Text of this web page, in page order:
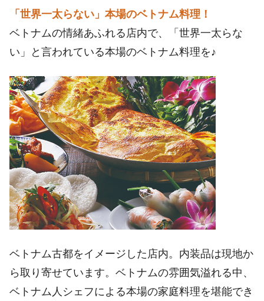
「世界一太らない」本場のベトナム料理！
ベトナムの情緒あふれる店内で、「世界一太らな
い」と言われている本場のベトナム料理を♪
ベトナム古都をイメージした店内。内装品は現地か
ら取り寄せています。ベトナムの雰囲気溢れる中、
ベトナム人シェフによる本場の家庭料理を堪能でき